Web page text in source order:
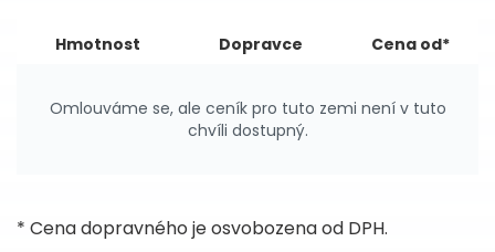
Hmotnost Dopravce Cena od*
Omlouváme se, ale ceník pro tuto zemi není v tuto
chvíli dostupný.
* Cena dopravného je osvobozena od DPH.